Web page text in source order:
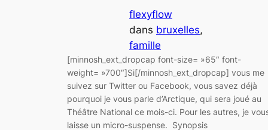
flexyflow
dans bruxelles
famille
[minnosh_ext_dropcap font-size= »65″ font-
weight= »700″]Si[/minnosh_ext_dropcap] vous me
suivez sur Twitter ou Facebook, vous savez déjà
pourquoi je vous parle d’Arctique, qui sera joué au
Théâtre National ce mois-ci. Pour les autres, je
laisse un micro-suspense. Synopsis